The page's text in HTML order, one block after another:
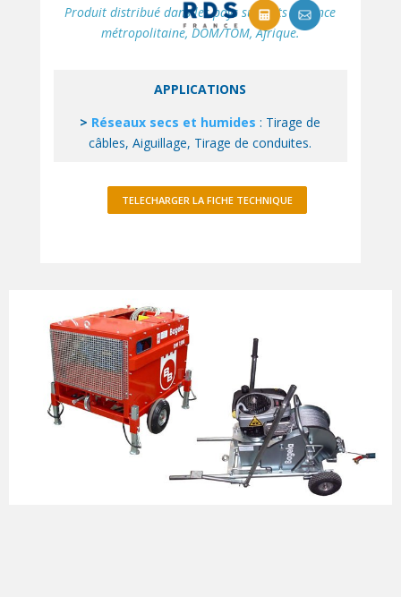
Produit distribué dans les pays suivants : France
métropolitaine, DOM/TOM, Afrique.
APPLICATIONS
> Réseaux secs et humides : Tirage de
câbles, Aiguillage, Tirage de conduites.
TELECHARGER LA FICHE TECHNIQUE